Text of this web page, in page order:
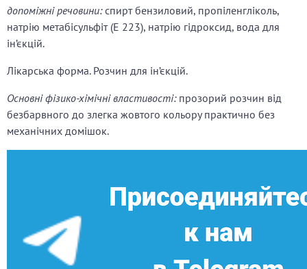
допоміжні речовини:спирт бензиловий, пропіленгліколь,
натрію метабісульфіт (Е 223), натрію гідроксид, вода для
ін’єкцій.
Лікарська форма. Розчин для ін’єкцій.
Основні фізико-хімічні властивості: прозорий розчин від
безбарвного до злегка жовтого кольору практично без
механічних домішок.